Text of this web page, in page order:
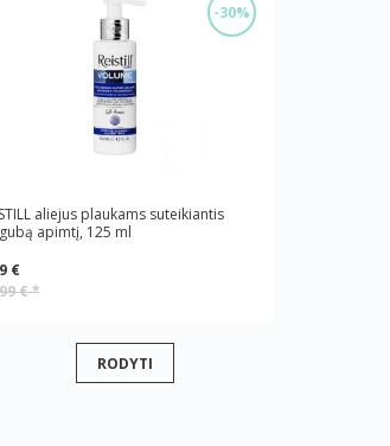
-30%
aliejus plaukams suteikiantis
apimtį, 125 ml
€
€*
RODYTI